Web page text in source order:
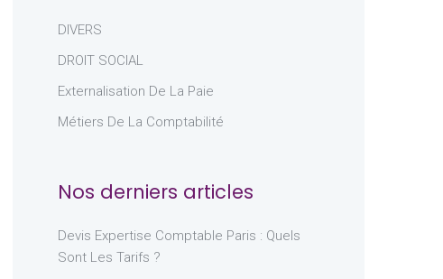
DIVERS
DROIT SOCIAL
Externalisation De La Paie
Métiers De La Comptabilité
Nos derniers articles
Devis Expertise Comptable Paris : Quels
Sont Les Tarifs ?